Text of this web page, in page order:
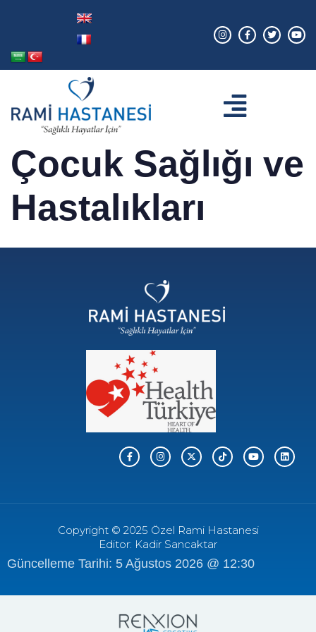
Çocuk Sağlığı ve
Hastalıkları
Copyright © 2025 Özel Rami Hastanesi
Editor: Kadir Sancaktar
Güncelleme Tarihi: 5 Ağustos 2026 @ 12:30